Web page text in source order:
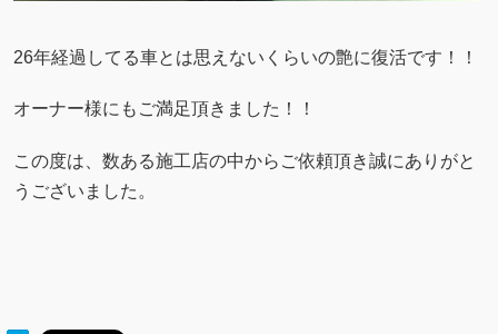
26年経過してる車とは思えないくらいの艶に復活です！！
オーナー様にもご満足頂きました！！
この度は、数ある施工店の中からご依頼頂き誠にありがと
うございました。